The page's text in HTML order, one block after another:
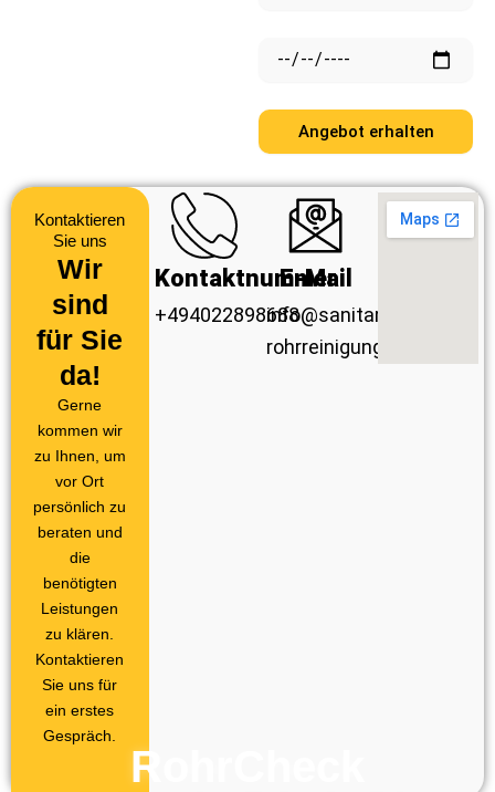
Angebot erhalten
Kontaktieren
Sie uns
Wir
sind
für Sie
da!
Gerne
kommen wir
zu Ihnen, um
vor Ort
persönlich zu
beraten und
die
benötigten
Leistungen
zu klären.
Kontaktieren
Sie uns für
ein erstes
Gespräch.
Kontaktnummer
+494022898688
E-Mail
info@sanitar-
rohrreinigung.de
RohrCheck